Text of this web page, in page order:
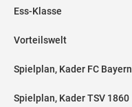
Ess-Klasse
Vorteilswelt
Spielplan, Kader FC Bayern
Spielplan, Kader TSV 1860